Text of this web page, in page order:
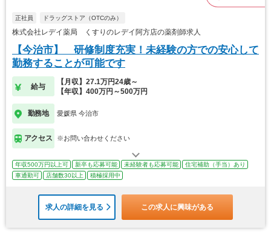
正社員 ドラッグストア（OTCのみ）
株式会社レデイ薬局 くすりのレデイ阿方店の薬剤師求人
【今治市】 研修制度充実！未経験の方での安心して
勤務することが可能です
給与
【月収】27.1万円24歳～
【年収】400万円～500万円
勤務地 愛媛県 今治市
アクセス ※お問い合わせください
年収500万円以上可 新卒も応募可能 未経験者も応募可能
住宅補助（手当）あり
車通勤可
店舗数30以上 積極採用中
求人の詳細を見る この求人に興味がある